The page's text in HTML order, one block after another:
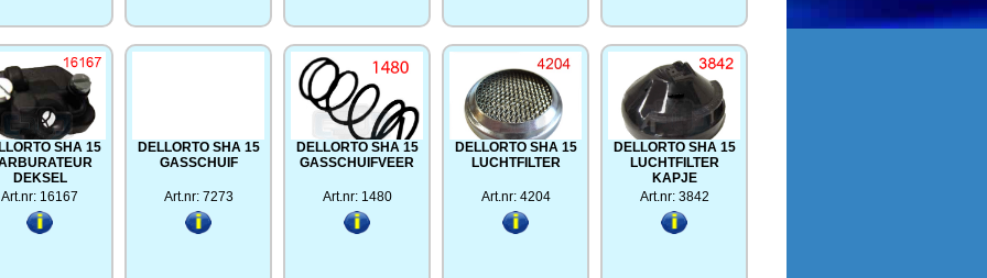
SHA 15
DEKSEL
Art.nr: 16167
DELLORTO SHA 15
GASSCHUIF
Art.nr: 7273
DELLORTO SHA 15
GASSCHUIFVEER
Art.nr: 1480
DELLORTO SHA 15
LUCHTFILTER
Art.nr: 4204
DELLORTO SHA 15
LUCHTFILTER
KAPJE
Art.nr: 3842